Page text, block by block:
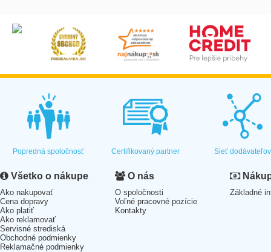
Popredná spoločnosť Certifikovaný partner Sieť dodávateľov
Všetko o nákupe
Ako nakupovať
Cena dopravy
Ako platiť
Ako reklamovať
Servisné strediská
Obchodné podmienky
Reklamačné podmienky
O nás
O spoločnosti
Voľné pracovné pozície
Kontakty
Základné